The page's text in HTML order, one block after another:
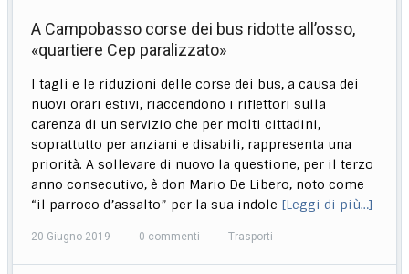
A Campobasso corse dei bus ridotte all’osso,
«quartiere Cep paralizzato»
I tagli e le riduzioni delle corse dei bus, a causa dei
nuovi orari estivi, riaccendono i riflettori sulla
carenza di un servizio che per molti cittadini,
soprattutto per anziani e disabili, rappresenta una
priorità. A sollevare di nuovo la questione, per il terzo
anno consecutivo, è don Mario De Libero, noto come
“il parroco d’assalto” per la sua indole [Leggi di più…]
20 Giugno 2019 — 0 commenti — Trasporti